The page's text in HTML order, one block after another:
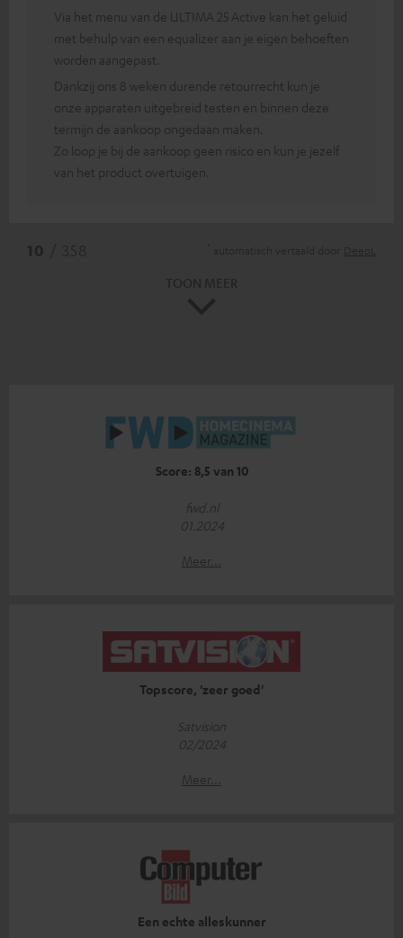
Via het menu van de ULTIMA 25 Active kan het geluid
met behulp van een equalizer aan je eigen behoeften
worden aangepast.
Dankzij ons 8 weken durende retourrecht kun je
onze apparaten uitgebreid testen en binnen deze
termijn de aankoop ongedaan maken.
Zo loop je bij de aankoop geen risico en kun je jezelf
van het product overtuigen.
Score: 8,5 van 10
fwd.nl
01.2024
Meer...
Topscore, 'zeer goed'
Satvision
02/2024
Meer...
Een echte alleskunner